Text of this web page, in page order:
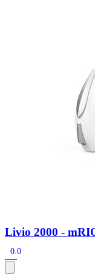
Audio
Hoortoestelbatterijen
Onderhoudsartikelen
Signia Active Mini IX -
De Signia Active Mini
Livio 2000 -
0.0